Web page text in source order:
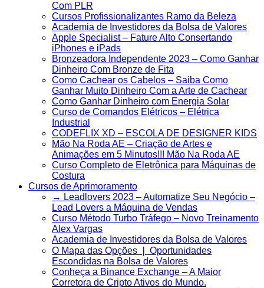
Com PLR
Cursos Profissionalizantes Ramo da Beleza
Academia de Investidores da Bolsa de Valores
Apple Specialist – Fature Alto Consertando
iPhones e iPads
Bronzeadora Independente 2023 – Como Ganhar
Dinheiro Com Bronze de Fita
Como Cachear os Cabelos – Saiba Como
Ganhar Muito Dinheiro Com a Arte de Cachear
Como Ganhar Dinheiro com Energia Solar
Curso de Comandos Elétricos – Elétrica
Industrial
CODEFLIX XD – ESCOLA DE DESIGNER KIDS
Mão Na Roda AE – Criação de Artes e
Animações em 5 Minutos!!! Mão Na Roda AE
Curso Completo de Eletrônica para Máquinas de
Costura
Cursos de Aprimoramento
→ Leadlovers 2023 – Automatize Seu Negócio –
Lead Lovers a Máquina de Vendas
Curso Método Turbo Tráfego – Novo Treinamento
Alex Vargas
Academia de Investidores da Bolsa de Valores
O Mapa das Opções ❘ Oportunidades
Escondidas na Bolsa de Valores
Conheça a Binance Exchange – A Maior
Corretora de Cripto Ativos do Mundo.